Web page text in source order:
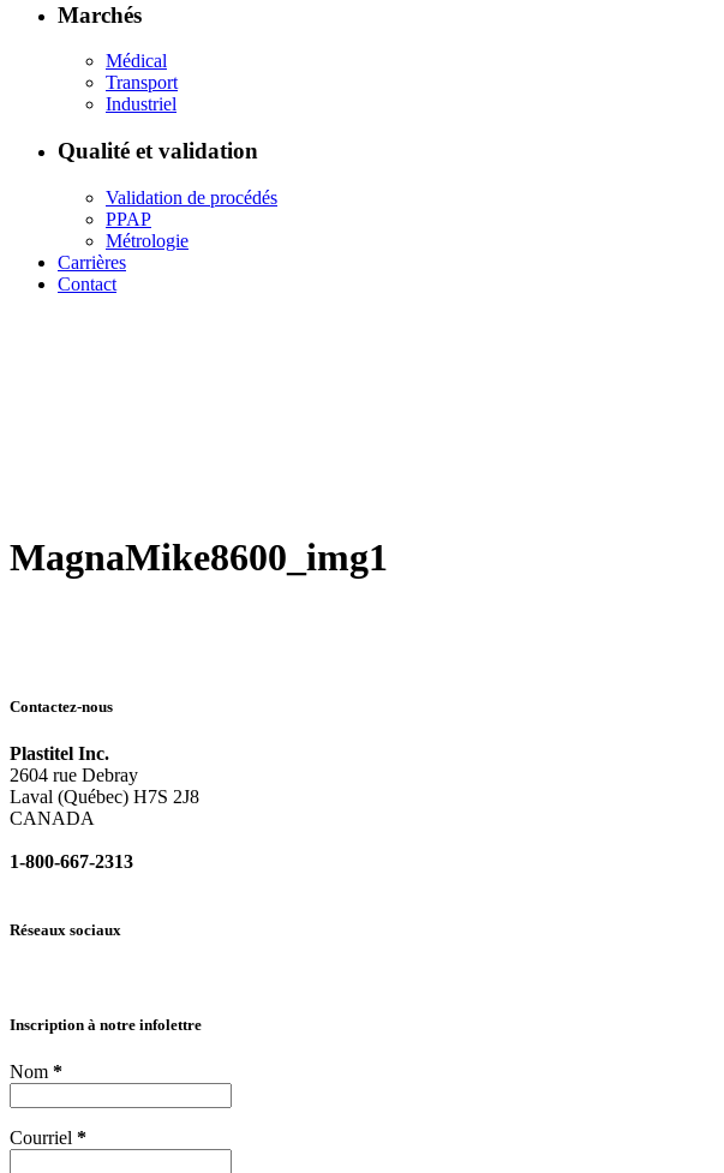
Marchés
Médical
Transport
Industriel
Qualité et validation
Validation de procédés
PPAP
Métrologie
Carrières
Contact
MagnaMike8600_img1
Contactez-nous
Plastitel Inc.
2604 rue Debray
Laval (Québec) H7S 2J8
CANADA
1-800-667-2313
Réseaux sociaux
Inscription à notre infolettre
Nom *
Courriel *